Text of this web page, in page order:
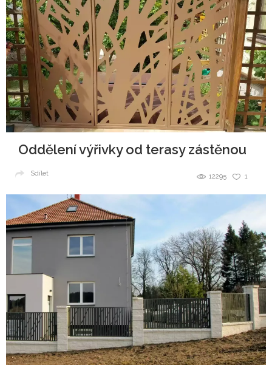
Oddělení výřivky od terasy zástěnou
1
12295
Sdílet